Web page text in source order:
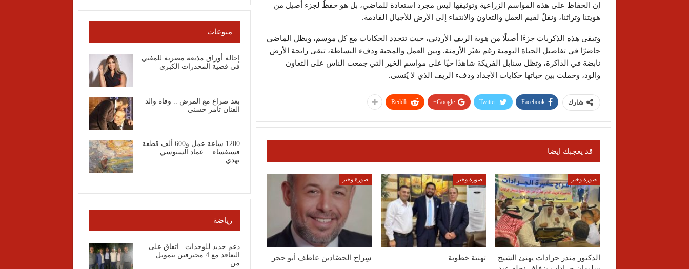
إن الحفاظ على هذه المواسم الزراعية وتوثيقها ليس مجرد استعادة للماضي، بل هو حفظٌ لجزء أصيل من
هويتنا وتراثنا، ونقلٌ لقيم العمل والتعاون والانتماء إلى الأرض للأجيال القادمة.
وتبقى هذه الذكريات جزءًا أصيلًا من هوية الريف الأردني، حيث تتجدد الحكايات مع كل موسم، ويظل الماضي
حاضرًا في تفاصيل الحياة اليومية رغم تغيّر الأزمنة. وبين العمل والمحبة ودفء البساطة، تبقى رائحة الأرض
نابضة في الذاكرة، وتظل سنابل الفريكة شاهدًا حيًا على مواسم الخير التي جمعت الناس على التعاون
والود، وحملت بين حباتها حكايات الأجداد ودفء الريف الذي لا يُنسى.
شارك Facebook
Twitter
Google+
ReddIt
قد يعجبك ايضا
صورة وخبر
الدكتور منذر جرادات يهنئ الشيخ
صورة وخبر
تهنئة خطوبة
صورة وخبر
سِراج الحصّادين عاطف أبو حجر
منوعات
إحالة أوراق مذيعة مصرية للمفتي
في قضية المخدرات الكبرى
بعد صراع مع المرض .. وفاة والد
الفنان تامر حسني
1200 ساعة عمل و600 ألف قطعة
فسيفساء… عماد السنوسي
يهدي…
رياضة
دعم جديد للوحدات.. اتفاق على
التعاقد مع 4 محترفين بتمويل
من…